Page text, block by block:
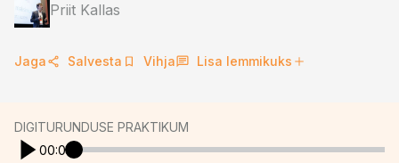
Priit Kallas
Jaga Salvesta Vihja Lisa lemmikuks
DIGITURUNDUSE PRAKTIKUM
00:00